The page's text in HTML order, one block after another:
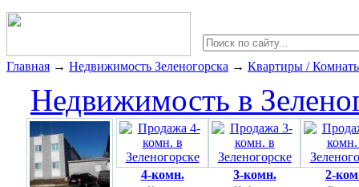
Главная → Недвижимость Зеленогорска → Квартиры /
Недвижимость в
4-комн. 3-комн. 2-